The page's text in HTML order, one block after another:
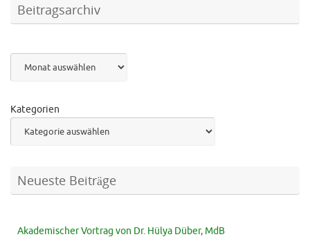
Beitragsarchiv
Kategorien
Neueste Beiträge
Akademischer Vortrag von Dr. Hülya Düber, MdB